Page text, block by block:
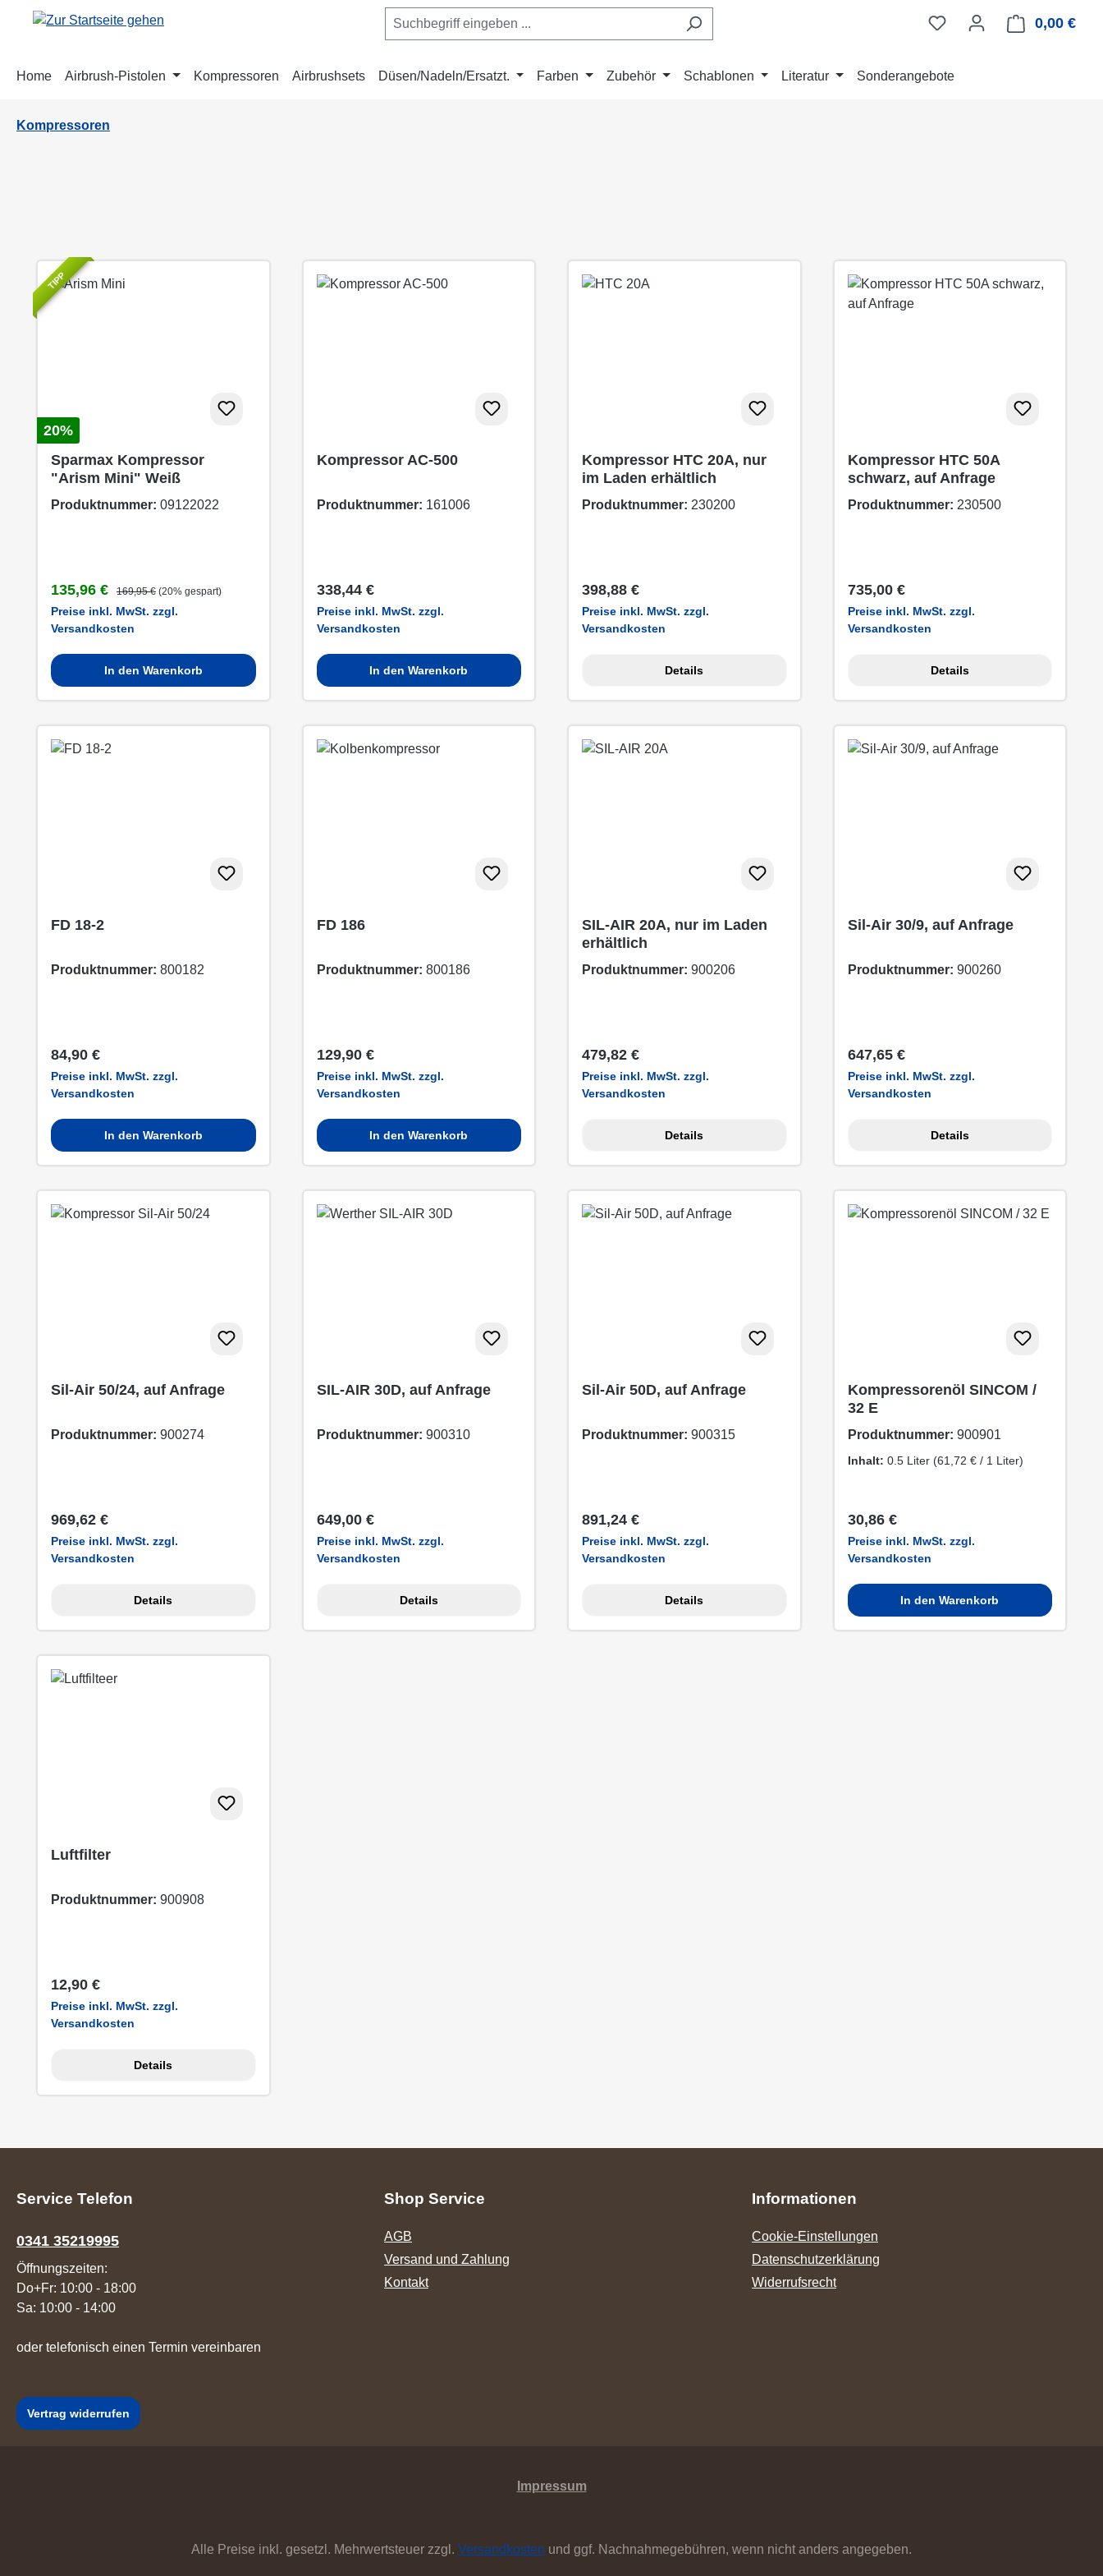
Hauptinhalt springen
Zur Suche springen
Zur Hauptnavigation springen 0,00 €
Home Airbrush-Pistolen Kompressoren Airbrushsets Düsen/Nadeln/Ersatzt. Farben Zubehör Schablonen Literatur Sonderangebote
Kompressoren
20%
TIPP
Sparmax Kompressor
"Arism Mini" Weiß
Produktnummer: 09122022
Verkaufspreis:
135,96 € Regulärer Preis:
169,95 € (20% gespart)
Preise inkl. MwSt. zzgl.
Versandkosten
In den Warenkorb
Kompressor AC-500
Produktnummer: 161006
Regulärer Preis:
338,44 €
Preise inkl. MwSt. zzgl.
Versandkosten
In den Warenkorb
Kompressor HTC 20A, nur
im Laden erhältlich
Produktnummer: 230200
Regulärer Preis:
398,88 €
Preise inkl. MwSt. zzgl.
Versandkosten
Details
Kompressor HTC 50A
schwarz, auf Anfrage
Produktnummer: 230500
Regulärer Preis:
735,00 €
Preise inkl. MwSt. zzgl.
Versandkosten
Details
FD 18-2
Produktnummer: 800182
Regulärer Preis:
84,90 €
Preise inkl. MwSt. zzgl.
Versandkosten
In den Warenkorb
FD 186
Produktnummer: 800186
Regulärer Preis:
129,90 €
Preise inkl. MwSt. zzgl.
Versandkosten
In den Warenkorb
SIL-AIR 20A, nur im Laden
erhältlich
Produktnummer: 900206
Regulärer Preis:
479,82 €
Preise inkl. MwSt. zzgl.
Versandkosten
Details
Sil-Air 30/9, auf Anfrage
Produktnummer: 900260
Regulärer Preis:
647,65 €
Preise inkl. MwSt. zzgl.
Versandkosten
Details
Sil-Air 50/24, auf Anfrage
Produktnummer: 900274
Regulärer Preis:
969,62 €
Preise inkl. MwSt. zzgl.
Versandkosten
Details
SIL-AIR 30D, auf Anfrage
Produktnummer: 900310
Regulärer Preis:
649,00 €
Preise inkl. MwSt. zzgl.
Versandkosten
Details
Sil-Air 50D, auf Anfrage
Produktnummer: 900315
Regulärer Preis:
891,24 €
Preise inkl. MwSt. zzgl.
Versandkosten
Details
Kompressorenöl SINCOM /
32 E
Produktnummer: 900901
Inhalt: 0.5 Liter (61,72 € / 1 Liter)
Regulärer Preis:
30,86 €
Preise inkl. MwSt. zzgl.
Versandkosten
In den Warenkorb
Luftfilter
Produktnummer: 900908
Regulärer Preis:
12,90 €
Preise inkl. MwSt. zzgl.
Versandkosten
Details
Service Telefon
0341 35219995
Öffnungszeiten:
Do+Fr: 10:00 - 18:00
Sa: 10:00 - 14:00
oder telefonisch einen Termin vereinbaren
Vertrag widerrufen
Shop Service
AGB
Versand und Zahlung
Kontakt
Informationen
Cookie-Einstellungen
Datenschutzerklärung
Widerrufsrecht
Impressum
Alle Preise inkl. gesetzl. Mehrwertsteuer zzgl. Versandkosten und ggf. Nachnahmegebühren, wenn nicht anders angegeben.